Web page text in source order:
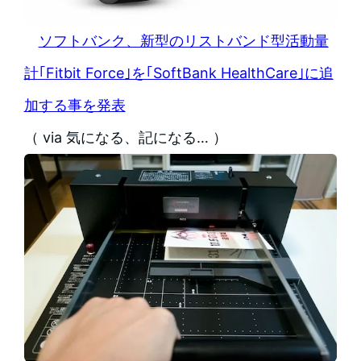
ソフトバンク、新型のリストバンド型活動量
計｢Fitbit Force｣を｢SoftBank HealthCare｣に追
加する事を発表
（ via 気になる、記になる… ）